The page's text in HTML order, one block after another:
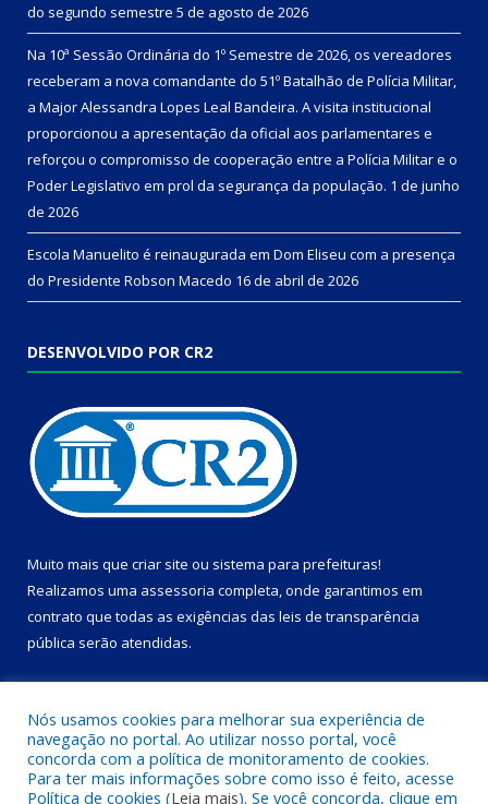
do segundo semestre 5 de agosto de 2026
Na 10ª Sessão Ordinária do 1º Semestre de 2026, os vereadores
receberam a nova comandante do 51º Batalhão de Polícia Militar,
a Major Alessandra Lopes Leal Bandeira. A visita institucional
proporcionou a apresentação da oficial aos parlamentares e
reforçou o compromisso de cooperação entre a Polícia Militar e o
Poder Legislativo em prol da segurança da população. 1 de junho
de 2026
Escola Manuelito é reinaugurada em Dom Eliseu com a presença
do Presidente Robson Macedo 16 de abril de 2026
DESENVOLVIDO POR CR2
Muito mais que criar site ou sistema para prefeituras!
Realizamos uma assessoria completa, onde garantimos em
contrato que todas as exigências das leis de transparência
pública serão atendidas.
Nós usamos cookies para melhorar sua experiência de
navegação no portal. Ao utilizar nosso portal, você
concorda com a política de monitoramento de cookies.
Para ter mais informações sobre como isso é feito, acesse
Política de cookies (Leia mais). Se você concorda, clique em